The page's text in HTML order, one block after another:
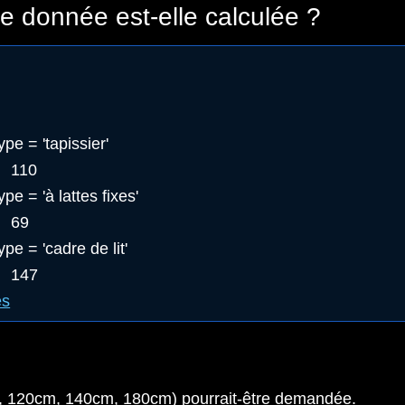
donnée est-elle calculée ?
= 'tapissier'
110
= 'à lattes fixes'
69
= 'cadre de lit'
147
120cm, 140cm, 180cm) pourrait-être demandée.